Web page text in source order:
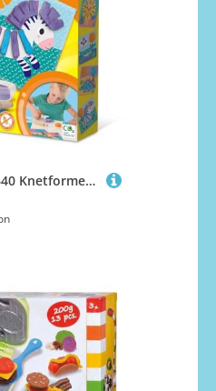
SES Creative 14640 Knetformen Schneiden, Diverse Farben